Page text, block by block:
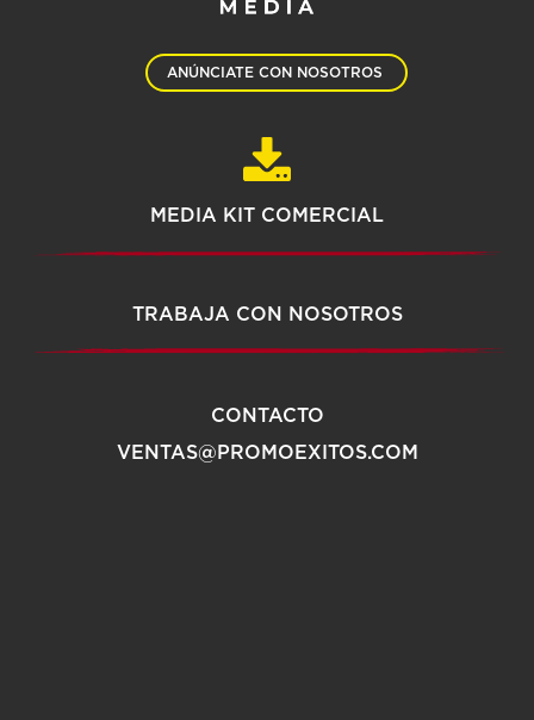
ANÚNCIATE CON NOSOTROS
MEDIA KIT COMERCIAL
TRABAJA CON NOSOTROS
CONTACTO
VENTAS@PROMOEXITOS.COM